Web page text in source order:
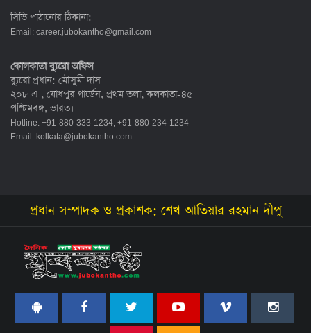
সিভি পাঠানোর ঠিকানা:
Email: career.jubokantho@gmail.com
কোলকাতা ব্যুরো অফিস
ব্যুরো প্রধান: মৌসুমী দাস
২০৮ এ , যোধপুর গার্ডেন, প্রথম তলা, কলকাতা-৪৫
পশ্চিমবঙ্গ, ভারত।
Hotline: +91-880-333-1234, +91-880-234-1234
Email: kolkata@jubokantho.com
প্রধান সম্পাদক ও প্রকাশক: শেখ আতিয়ার রহমান দীপু